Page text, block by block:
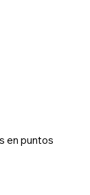
en puntos